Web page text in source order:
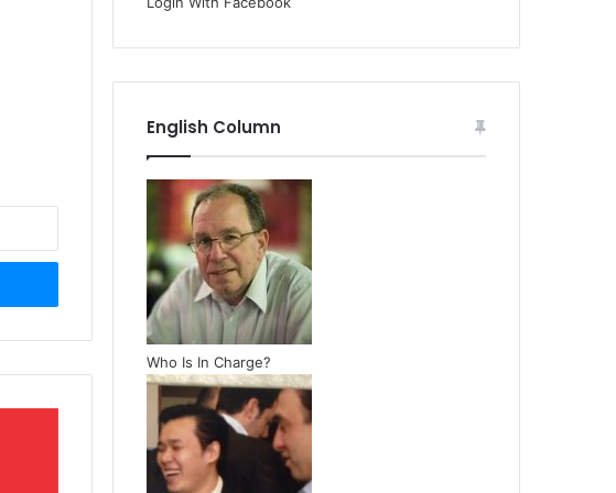
English Column
Who Is In Charge?